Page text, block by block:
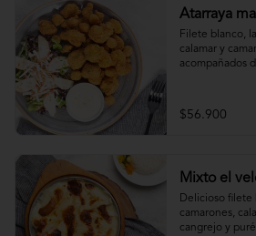
Atarraya
Filete blanco,
calamar y
acompañados
$56.900
Mixto el
Delicioso filete
camarones,
cangrejo y